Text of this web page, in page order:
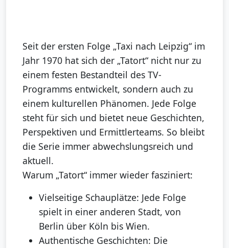
Seit der ersten Folge „Taxi nach Leipzig“ im
Jahr 1970 hat sich der „Tatort“ nicht nur zu
einem festen Bestandteil des TV-
Programms entwickelt, sondern auch zu
einem kulturellen Phänomen. Jede Folge
steht für sich und bietet neue Geschichten,
Perspektiven und Ermittlerteams. So bleibt
die Serie immer abwechslungsreich und
aktuell.
Warum „Tatort“ immer wieder fasziniert:
Vielseitige Schauplätze: Jede Folge
spielt in einer anderen Stadt, von
Berlin über Köln bis Wien.
Authentische Geschichten: Die